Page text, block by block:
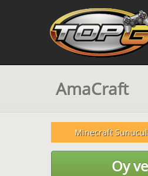
AmaCraft
Minecraft
Oy